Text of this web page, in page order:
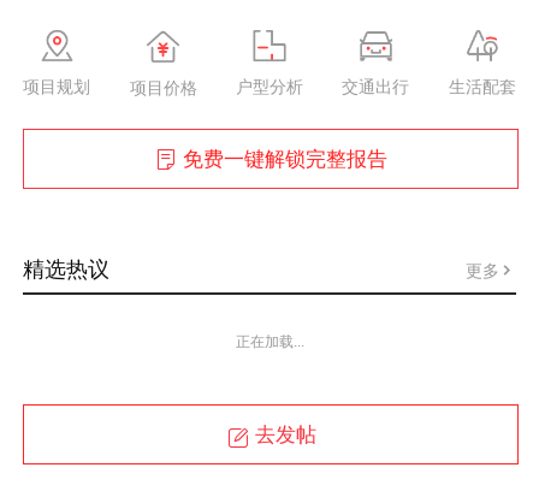
项目规划 项目价格 户型分析 交通出行 生活配套
免费一键解锁完整报告
精选热议 更多
正在加载...
去发帖